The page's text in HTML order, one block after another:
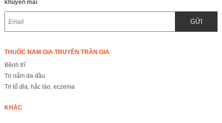
khuyến mãi
GỬI
THUỐC NAM GIA TRUYỀN TRẦN GIA
Bệnh trĩ
Trị nấm da đầu
Trị tổ đỉa, hắc lào, eczema
KHÁC